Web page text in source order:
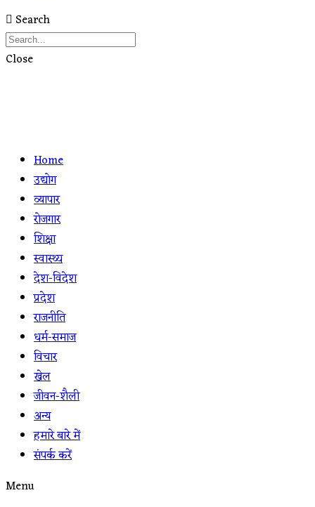
Search
Close
Home
उद्योग
व्यापार
रोजगार
शिक्षा
स्वास्थ्य
देश-विदेश
प्रदेश
राजनीति
धर्म-समाज
विचार
खेल
जीवन-शैली
अन्य
हमारे बारे में
संपर्क करें
Menu